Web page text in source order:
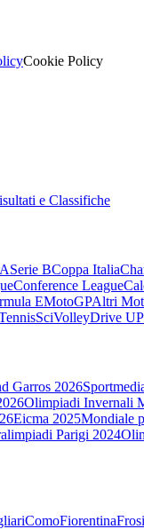
Cookie Policy
e Classifiche
Serie BCoppa Italia
Conference League
EMotoGPAltri
SciVolleyDrive UP
Garros 2026
Olimpiadi Invernali
Eicma 2025Mondiale
Parigi 2024
ComoFiorentina